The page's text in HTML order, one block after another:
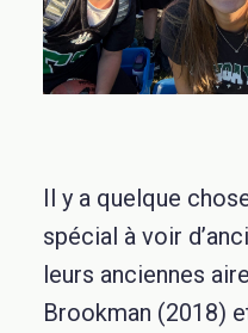
Il y a quelque
spécial à voir
leurs anciennes
Brookman (2018)